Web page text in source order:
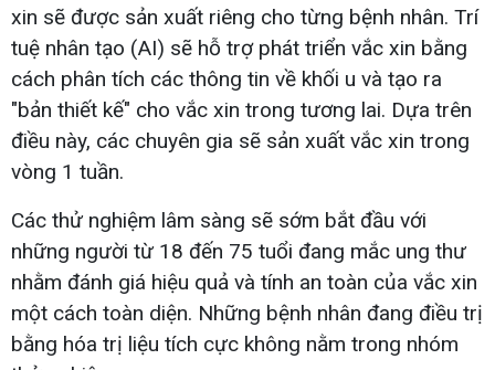
xin sẽ được sản xuất riêng cho từng bệnh nhân. Trí
tuệ nhân tạo (AI) sẽ hỗ trợ phát triển vắc xin bằng
cách phân tích các thông tin về khối u và tạo ra
"bản thiết kế" cho vắc xin trong tương lai. Dựa trên
điều này, các chuyên gia sẽ sản xuất vắc xin trong
vòng 1 tuần.
Các thử nghiệm lâm sàng sẽ sớm bắt đầu với
những người từ 18 đến 75 tuổi đang mắc ung thư
nhằm đánh giá hiệu quả và tính an toàn của vắc xin
một cách toàn diện. Những bệnh nhân đang điều trị
bằng hóa trị liệu tích cực không nằm trong nhóm